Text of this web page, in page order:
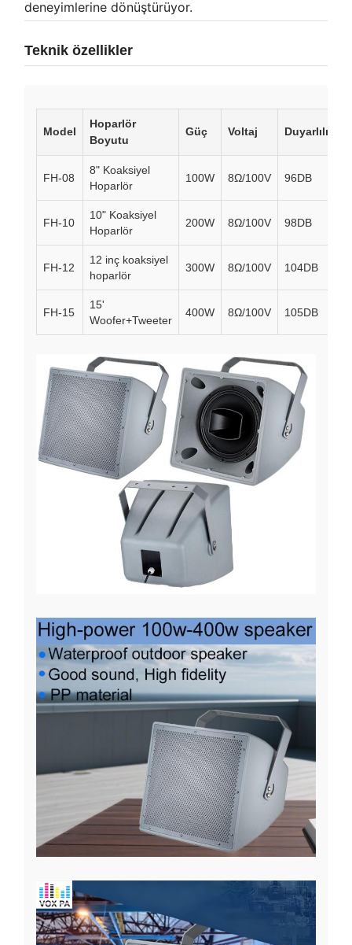
deneyimlerine dönüştürüyor.
Teknik özellikler
Model
Hoparlör
Boyutu
Güç Voltaj Duyarlılık
FH-08
8" Koaksiyel
Hoparlör
100W 8Ω/100V 96DB
FH-10
10" Koaksiyel
Hoparlör
200W 8Ω/100V 98DB
FH-12
12 inç koaksiyel
hoparlör
300W 8Ω/100V 104DB
FH-15
15'
Woofer+Tweeter
400W 8Ω/100V 105DB